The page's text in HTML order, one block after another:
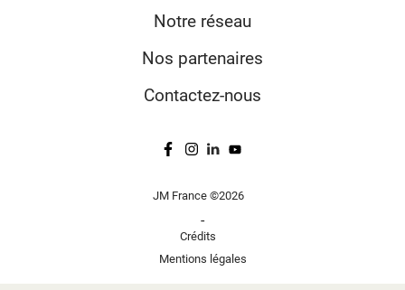
Notre réseau
Nos partenaires
Contactez-nous
JM France ©2026
-
Crédits
Mentions légales